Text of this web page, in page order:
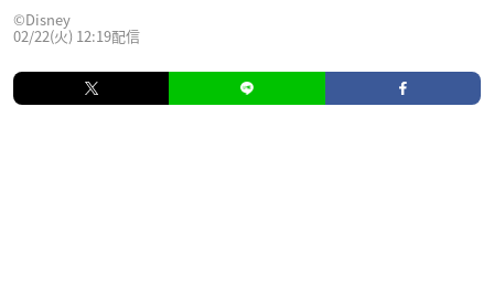
©Disney
02/22(火) 12:19配信